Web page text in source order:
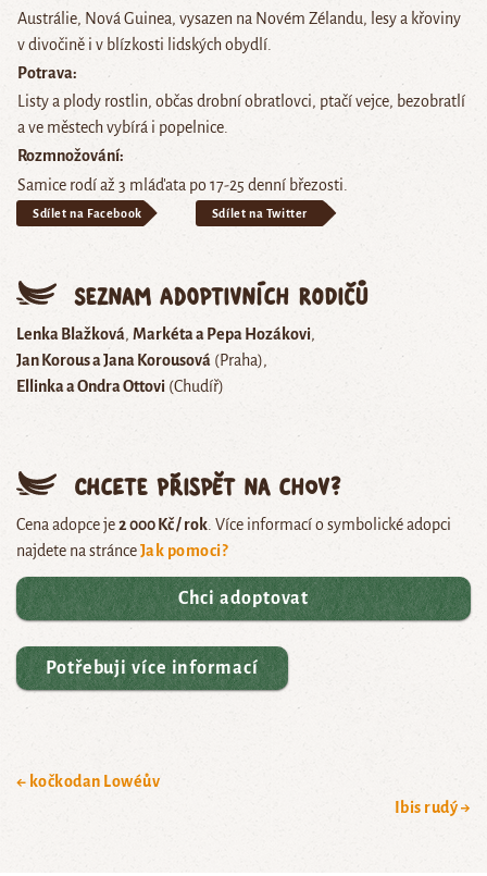
Austrálie, Nová Guinea, vysazen na Novém Zélandu, lesy a křoviny
v divočině i v blízkosti lidských obydlí.
Potrava
Listy a plody rostlin, občas drobní obratlovci, ptačí vejce, bezobratlí
a ve městech vybírá i popelnice.
Rozmnožování
Samice rodí až 3 mláďata po 17-25 denní březosti.
Sdílet na Facebook Sdílet na Twitter
Seznam adoptivních rodičů
Lenka Blažková Markéta a Pepa Hozákovi
Jan Korous a Jana Korousová (Praha)
Ellinka a Ondra Ottovi (Chudíř)
Chcete přispět na chov?
Cena adopce je2 000 Kč / rok . Více informací o symbolické adopci
najdete na stránceJak pomoci?
Chci adoptovat
Potřebuji více informací
← kočkodan Lowéův
Ibis rudý →